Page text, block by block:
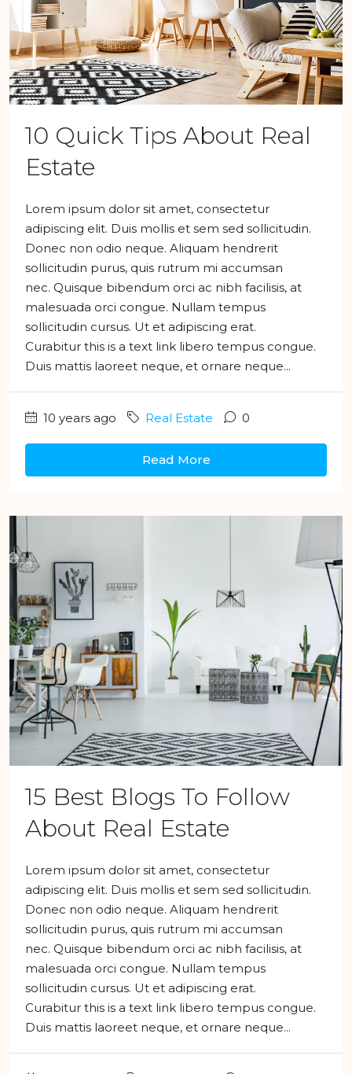
10 Quick Tips About Real
Estate
Lorem ipsum dolor sit amet, consectetur
adipiscing elit. Duis mollis et sem sed sollicitudin.
Donec non odio neque. Aliquam hendrerit
sollicitudin purus, quis rutrum mi accumsan
nec. Quisque bibendum orci ac nibh facilisis, at
malesuada orci congue. Nullam tempus
sollicitudin cursus. Ut et adipiscing erat.
Curabitur this is a text link libero tempus congue.
Duis mattis laoreet neque, et ornare neque...
10 years ago Real Estate 0
Read More
15 Best Blogs To Follow
About Real Estate
Lorem ipsum dolor sit amet, consectetur
adipiscing elit. Duis mollis et sem sed sollicitudin.
Donec non odio neque. Aliquam hendrerit
sollicitudin purus, quis rutrum mi accumsan
nec. Quisque bibendum orci ac nibh facilisis, at
malesuada orci congue. Nullam tempus
sollicitudin cursus. Ut et adipiscing erat.
Curabitur this is a text link libero tempus congue.
Duis mattis laoreet neque, et ornare neque...